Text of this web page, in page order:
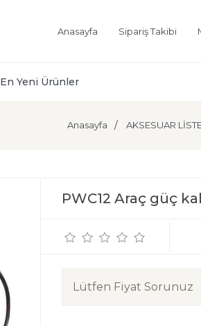
Anasayfa Sipariş Takibi
En Yeni Ürünler
Anasayfa AKSESUAR
PWC12 Araç güç
Lütfen Fiyat Sorunuz